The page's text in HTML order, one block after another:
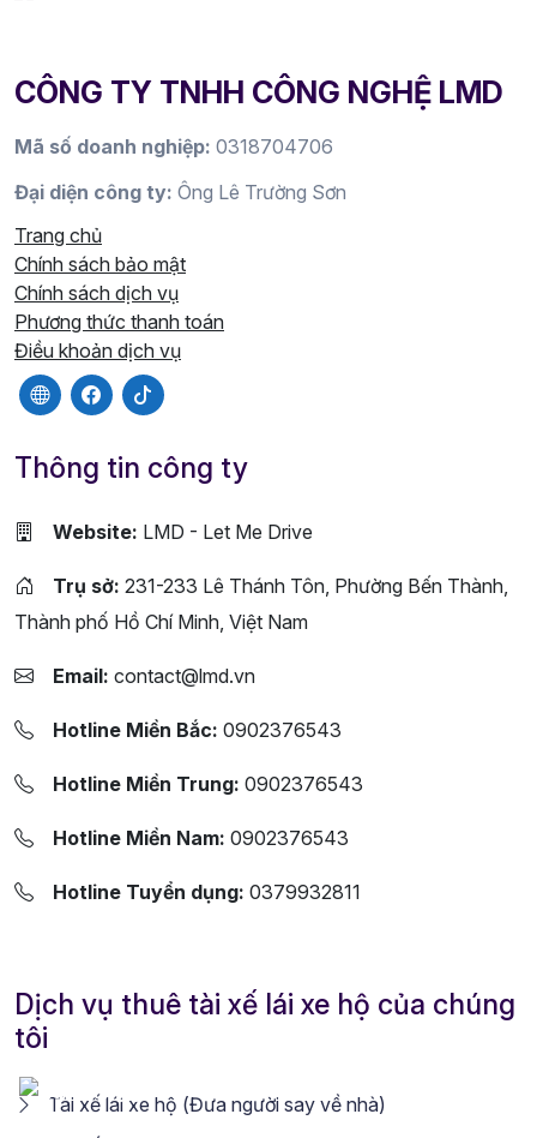
CÔNG TY TNHH CÔNG NGHỆ LMD
Mã số doanh nghiệp: 0318704706
Đại diện công ty: Ông Lê Trường Sơn
Trang chủ
Chính sách bảo mật
Chính sách dịch vụ
Phương thức thanh toán
Điều khoản dịch vụ
Thông tin công ty
Website: LMD - Let Me Drive
Trụ sở: 231-233 Lê Thánh Tôn, Phường Bến Thành,
Thành phố Hồ Chí Minh, Việt Nam
Email: contact@lmd.vn
Hotline Miền Bắc: 0902376543
Hotline Miền Trung: 0902376543
Hotline Miền Nam: 0902376543
Hotline Tuyển dụng: 0379932811
Dịch vụ thuê tài xế lái xe hộ của chúng
tôi
Tài xế lái xe hộ (Đưa người say về nhà)